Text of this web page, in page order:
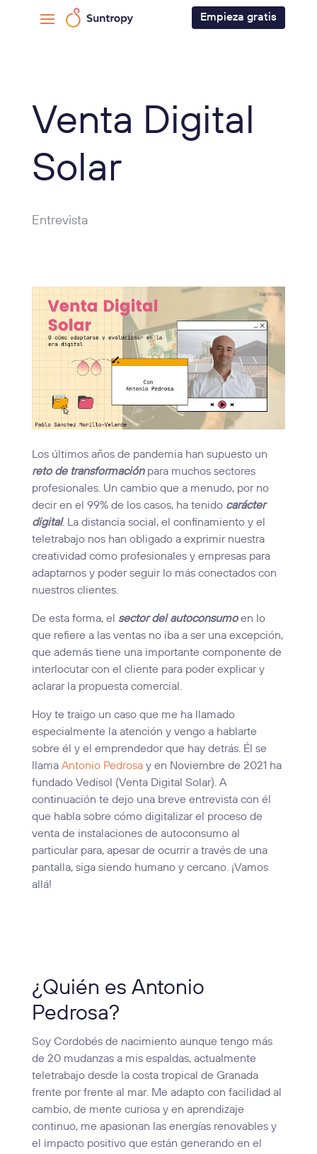
Empieza gratis
Venta Digital
Solar
Entrevista
Los últimos años de pandemia han supuesto un
reto de transformaciónpara muchos sectores
profesionales. Un cambio que a menudo, por no
decir en el 99% de los casos, ha tenido carácter
digital. La distancia social, el confinamiento y el
teletrabajo nos han obligado a exprimir nuestra
creatividad como profesionales y empresas para
adaptarnos y poder seguir lo más conectados con
nuestros clientes.
De esta forma, el sector del autoconsumo en lo
que refiere a las ventas no iba a ser una excepción,
que además tiene una importante componente de
interlocutar con el cliente para poder explicar y
aclarar la propuesta comercial.
Hoy te traigo un caso que me ha llamado
especialmente la atención y vengo a hablarte
sobre él y el emprendedor que hay detrás. Él se
llama Antonio Pedrosay en Noviembre de 2021 ha
fundado Vedisol (Venta Digital Solar). A
continuación te dejo una breve entrevista con él
que habla sobre cómo digitalizar el proceso de
venta de instalaciones de autoconsumo al
particular para, apesar de ocurrir a través de una
pantalla, siga siendo humano y cercano. ¡Vamos
allá!
¿Quién es Antonio
Pedrosa?
Soy Cordobés de nacimiento aunque tengo más
de 20 mudanzas a mis espaldas, actualmente
teletrabajo desde la costa tropical de Granada
frente por frente al mar. Me adapto con facilidad al
cambio, de mente curiosa y en aprendizaje
continuo, me apasionan las energías renovables y
el impacto positivo que están generando en el